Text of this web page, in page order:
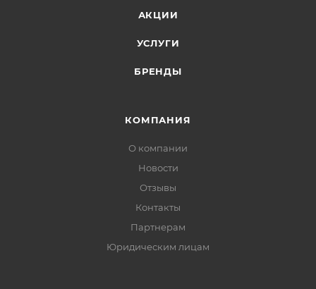
АКЦИИ
УСЛУГИ
БРЕНДЫ
КОМПАНИЯ
О компании
Новости
Отзывы
Контакты
Партнерам
Юридическим лицам